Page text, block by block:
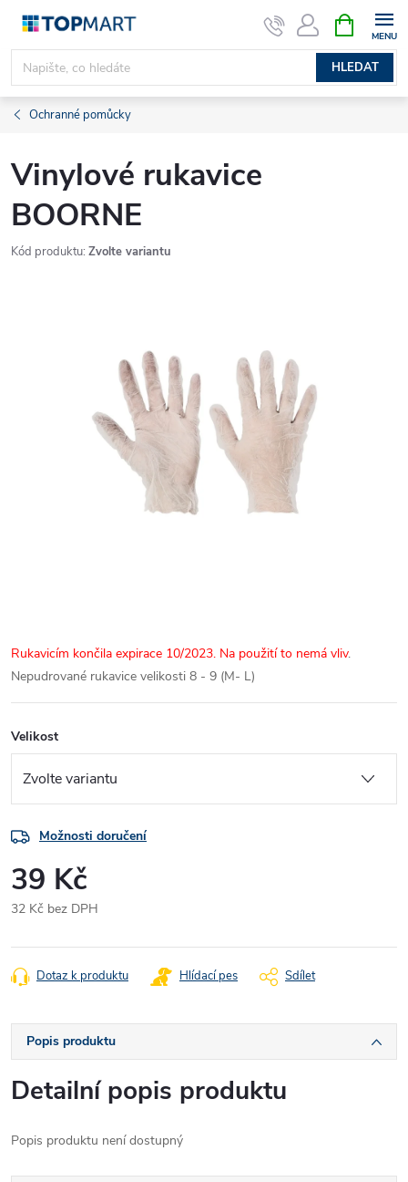
Přejít
obsah
HLEDAT
NÁKUPNÍ
KOŠÍK
Ochranné pomůcky
Vinylové rukavice
BOORNE
Kód produktu: Zvolte variantu
Rukavicím končila expirace 10/2023. Na použití to nemá vliv.
Nepudrované rukavice velikosti 8 - 9 (M- L)
Velikost
Možnosti doručení
39 Kč
32 Kč bez DPH
cena:
Dotaz k produktu Hlídací pes Sdílet
Popis produktu
Detailní popis produktu
Popis produktu není dostupný